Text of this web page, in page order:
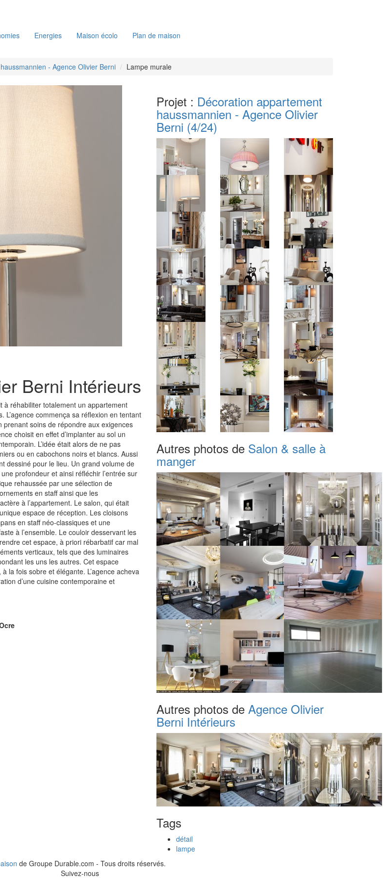
Energies Maison écolo Plan de maison
- Agence Olivier Berni Lampe murale
Berni Intérieurs
à réhabiliter totalement un appartement
commença sa réflexion en tentant
soins de répondre aux exigences
choisit en effet d’implanter au sol un
L’idée était alors de ne pas
ou en cabochons noirs et blancs. Aussi
dessiné pour le lieu. Un grand volume de
profondeur et ainsi réfléchir l’entrée sur
rehaussée par une sélection de
en staff ainsi que les
à l’appartement. Le salon, qui était
espace de réception. Les cloisons
en staff néo-classiques et une
à l’ensemble. Le couloir desservant les
cet espace, à priori rébarbatif car mal
verticaux, tels que des luminaires
les uns les autres. Cet espace
la fois sobre et élégante. L’agence acheva
d’une cuisine contemporaine et
Projet : Décoration appartement
haussmannien - Agence Olivier
Berni (4/24)
Autres photos de Salon & salle à
manger
Autres photos de Agence Olivier
Berni Intérieurs
Tags
détail
lampe
de Groupe Durable.com - Tous droits réservés.
Suivez-nous